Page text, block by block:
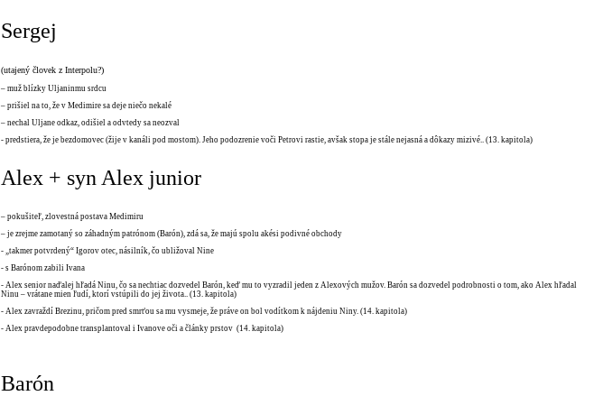
Sergej
(utajený človek z Interpolu?)
– muž blízky Uljaninmu srdcu
– prišiel na to, že v Medimire sa deje niečo nekalé
– nechal Uljane odkaz, odišiel a odvtedy sa neozval
- predstiera, že je bezdomovec (žije v kanáli pod mostom). Jeho podozrenie voči Petrovi rastie, avšak stopa je stále nejasná a dôkazy mizivé.. (13. kapitola)
Alex + syn Alex junior
– pokušiteľ, zlovestná postava Medimiru
– je zrejme zamotaný so záhadným patrónom (Barón), zdá sa, že majú spolu akési podivné obchody
- „takmer potvrdený“ Igorov otec, násilník, čo ubližoval Nine
- s Barónom zabili Ivana
- Alex senior naďalej hľadá Ninu, čo sa nechtiac dozvedel Barón, keď mu to vyzradil jeden z Alexových mužov. Barón sa dozvedel podrobnosti o tom, ako Alex hľadal
Ninu – vrátane mien ľudí, ktorí vstúpili do jej života.. (13. kapitola)
- Alex zavraždí Brezinu, pričom pred smrťou sa mu vysmeje, že práve on bol vodítkom k nájdeniu Niny. (14. kapitola)
- Alex pravdepodobne transplantoval i Ivanove oči a články prstov (14. kapitola)
Barón